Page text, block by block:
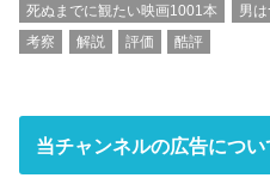
死ぬまでに観たい映画1001本
男
考察
解説 評価 酷評
当チャンネルの広告につい